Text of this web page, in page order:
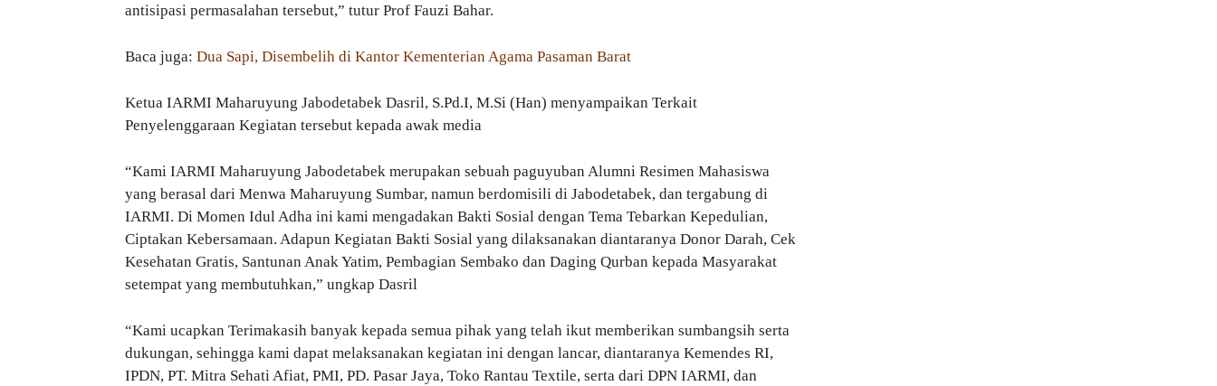
antisipasi permasalahan tersebut,” tutur Prof Fauzi Bahar.
Baca juga: Dua Sapi, Disembelih di Kantor Kementerian Agama Pasaman Barat
Ketua IARMI Maharuyung Jabodetabek Dasril, S.Pd.I, M.Si (Han) menyampaikan Terkait
Penyelenggaraan Kegiatan tersebut kepada awak media
“Kami IARMI Maharuyung Jabodetabek merupakan sebuah paguyuban Alumni Resimen Mahasiswa
yang berasal dari Menwa Maharuyung Sumbar, namun berdomisili di Jabodetabek, dan tergabung di
IARMI. Di Momen Idul Adha ini kami mengadakan Bakti Sosial dengan Tema Tebarkan Kepedulian,
Ciptakan Kebersamaan. Adapun Kegiatan Bakti Sosial yang dilaksanakan diantaranya Donor Darah, Cek
Kesehatan Gratis, Santunan Anak Yatim, Pembagian Sembako dan Daging Qurban kepada Masyarakat
setempat yang membutuhkan,” ungkap Dasril
“Kami ucapkan Terimakasih banyak kepada semua pihak yang telah ikut memberikan sumbangsih serta
dukungan, sehingga kami dapat melaksanakan kegiatan ini dengan lancar, diantaranya Kemendes RI,
IPDN, PT. Mitra Sehati Afiat, PMI, PD. Pasar Jaya, Toko Rantau Textile, serta dari DPN IARMI, dan